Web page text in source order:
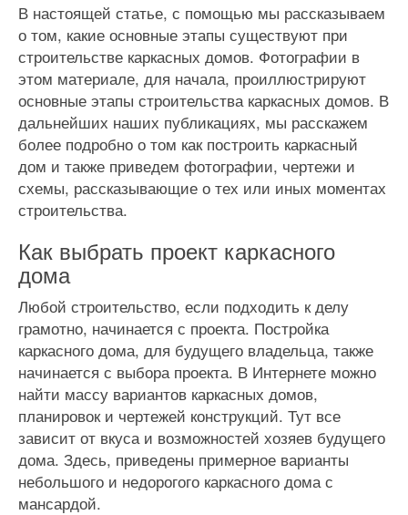
В настоящей статье, с помощью мы рассказываем
о том, какие основные этапы существуют при
строительстве каркасных домов. Фотографии в
этом материале, для начала, проиллюстрируют
основные этапы строительства каркасных домов. В
дальнейших наших публикациях, мы расскажем
более подробно о том как построить каркасный
дом и также приведем фотографии, чертежи и
схемы, рассказывающие о тех или иных моментах
строительства.
Как выбрать проект каркасного
дома
Любой строительство, если подходить к делу
грамотно, начинается с проекта. Постройка
каркасного дома, для будущего владельца, также
начинается с выбора проекта. В Интернете можно
найти массу вариантов каркасных домов,
планировок и чертежей конструкций. Тут все
зависит от вкуса и возможностей хозяев будущего
дома. Здесь, приведены примерное варианты
небольшого и недорогого каркасного дома с
мансардой.